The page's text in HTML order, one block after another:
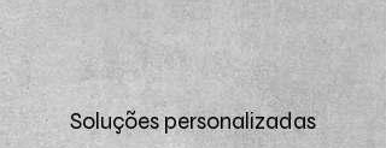
Soluções personalizadas